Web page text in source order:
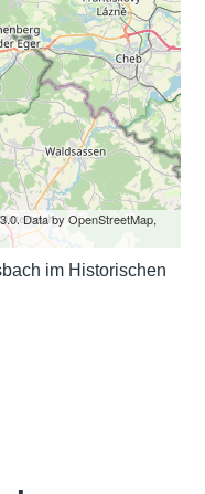
Data by OpenStreetMap,
im Historischen